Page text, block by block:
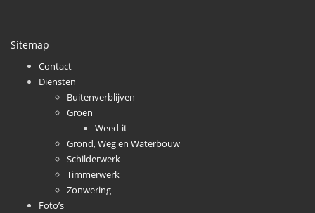
Sitemap
Contact
Diensten
Buitenverblijven
Groen
Weed-it
Grond, Weg en Waterbouw
Schilderwerk
Timmerwerk
Zonwering
Foto’s